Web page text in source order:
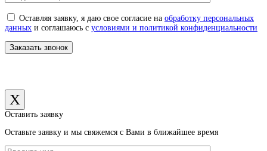
Оставляя заявку, я даю свое согласие на обработку персональных
данных и соглашаюсь с условиями и политикой конфиденциальности
X
Оставить заявку
Оставьте заявку и мы свяжемся с Вами в ближайшее время